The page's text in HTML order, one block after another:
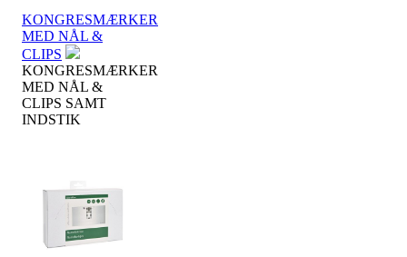
KONGRESMÆRKER
MED NÅL &
CLIPS
KONGRESMÆRKER
MED NÅL &
CLIPS SAMT
INDSTIK